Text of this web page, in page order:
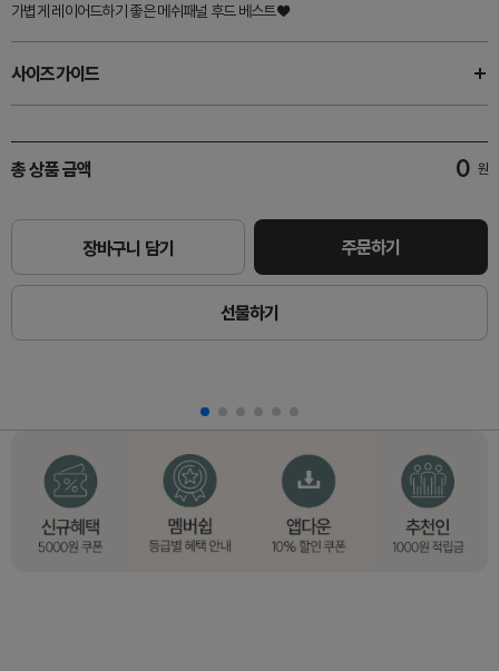
가볍게 레이어드하기 좋은 메쉬패널 후드 베스트♥
사이즈가이드
총 상품 금액 0 원
장바구니 담기 주문하기
선물하기